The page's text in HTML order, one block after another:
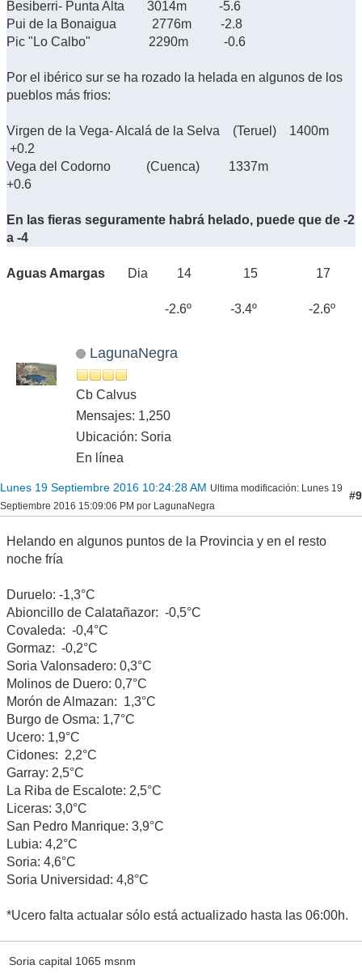
Besiberri- Punta Alta 3014m -5.6
Pui de la Bonaigua 2776m -2.8
Pic "Lo Calbo" 2290m -0.6
Por el ibérico sur se ha rozado la helada en algunos de los
pueblos más frios:
Virgen de la Vega- Alcalá de la Selva (Teruel) 1400m
+0.2
Vega del Codorno (Cuenca) 1337m
+0.6
En las fieras seguramente habrá helado, puede que de -2
a -4
Aguas Amargas Dia 14 15 17
-2.6º -3.4º -2.6º
LagunaNegra
Cb Calvus
Mensajes: 1,250
Ubicación: Soria
En línea
Lunes 19 Septiembre 2016 10:24:28 AM Ultima modificación: Lunes 19
Septiembre 2016 15:09:06 PM por LagunaNegra
#9
Helando en algunos puntos de la Provincia y en el resto
noche fría
Duruelo: -1,3°C
Abioncillo de Calatañazor: -0,5°C
Covaleda: -0,4°C
Gormaz: -0,2°C
Soria Valonsadero: 0,3°C
Molinos de Duero: 0,7°C
Morón de Almazan: 1,3°C
Burgo de Osma: 1,7°C
Ucero: 1,9°C
Cidones: 2,2°C
Garray: 2,5°C
La Riba de Escalote: 2,5°C
Liceras: 3,0°C
San Pedro Manrique: 3,9°C
Lubia: 4,2°C
Soria: 4,6°C
Soria Universidad: 4,8°C
*Ucero falta actualar sólo está actualizado hasta las 06:00h.
Soria capital 1065 msnm